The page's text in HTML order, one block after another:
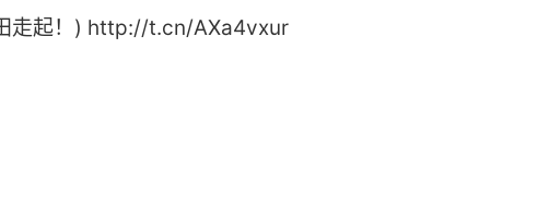
起！) http://t.cn/AXa4vxur